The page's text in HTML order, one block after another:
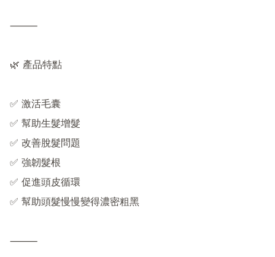
⸻
🌿 產品特點
✅ 激活毛囊
✅ 幫助生髮增髮
✅ 改善脫髮問題
✅ 強韌髮根
✅ 促進頭皮循環
✅ 幫助頭髮慢慢變得濃密粗黑
⸻